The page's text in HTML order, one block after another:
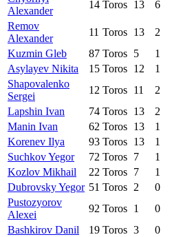
Alexander
14 Toros 13 6
Remov
Alexander
11 Toros 13 2
Kuzmin Gleb
87 Toros 5 1
Asylayev Nikita
15 Toros 12 1
Shapovalenko
Sergei
12 Toros 11 2
Lapshin Ivan
74 Toros 13 2
Manin Ivan
62 Toros 13 1
Korenev Ilya
93 Toros 13 1
Suchkov Yegor
72 Toros 7 1
Kozlov Mikhail
22 Toros 7 1
Dubrovsky Yegor 51 Toros 2 0
Pustozyorov
Alexei
92 Toros 1 0
Bashkirov Danil
19 Toros 3 0